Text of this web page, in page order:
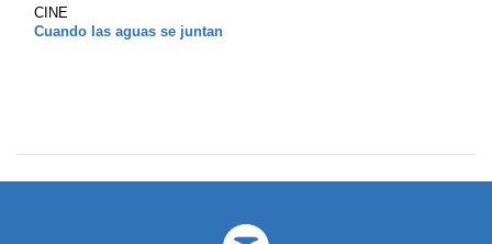
CINE
Cuando las aguas se juntan